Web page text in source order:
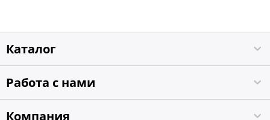
Каталог
Работа с нами
Компания